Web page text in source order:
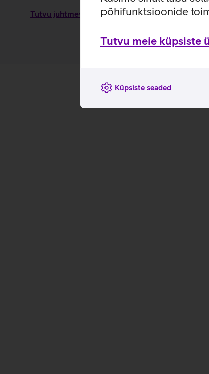
põhifunktsioonide
Tutvu meie küpsiste
Küpsiste seaded
Tutvu juhtmevaba laadimisaluse Samsung 15